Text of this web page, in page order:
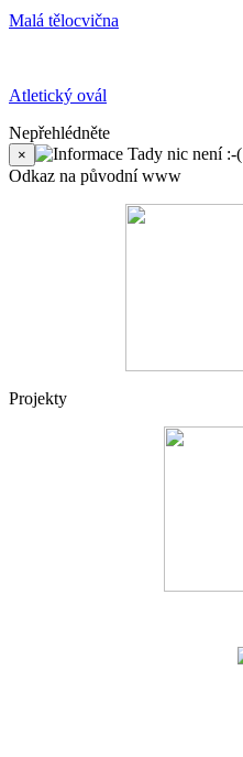
Malá tělocvična
Atletický ovál
Nepřehlédněte
×
Tady nic není :-(
Odkaz na původní www
Projekty